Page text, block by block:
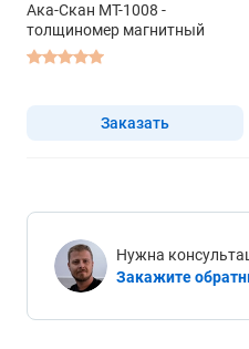
Ака-Скан МТ-1008 -
толщиномер магнитный
Заказать
Нужна
Закажите